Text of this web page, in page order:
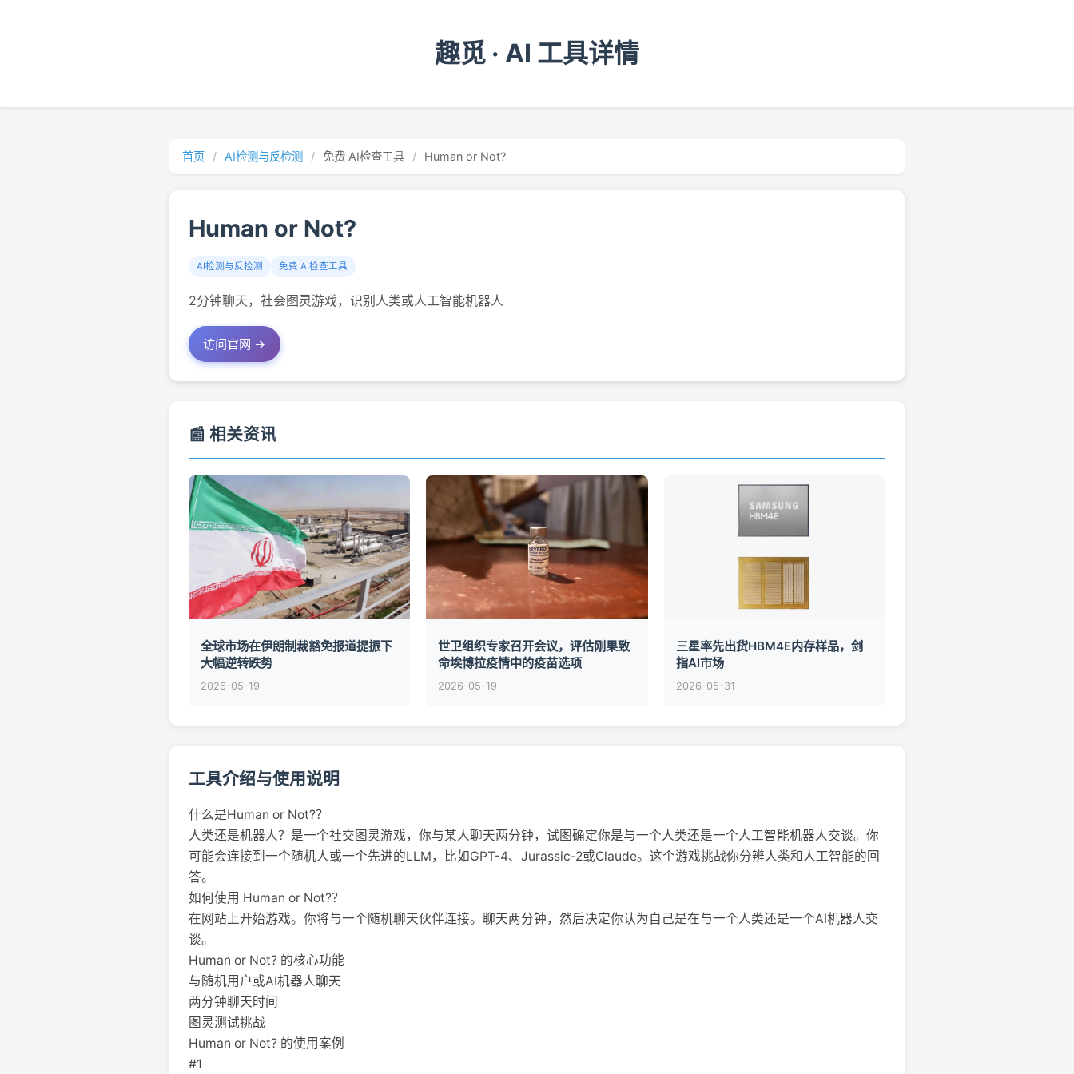
趣觅 · AI 工具详情
首页 / AI检测与反检测 / 免费 AI检查工具 / Human or Not?
Human or Not?
AI检测与反检测 免费 AI检查工具
2分钟聊天，社会图灵游戏，识别人类或人工智能机器人
访问官网 →
📰 相关资讯
全球市场在伊朗制裁豁免报道提振下
大幅逆转跌势
2026-05-19
世卫组织专家召开会议，评估刚果致
命埃博拉疫情中的疫苗选项
2026-05-19
三星率先出货HBM4E内存样品，剑
指AI市场
2026-05-31
工具介绍与使用说明
什么是Human or Not?？
人类还是机器人？是一个社交图灵游戏，你与某人聊天两分钟，试图确定你是与一个人类还是一个人工智能机器人交谈。你
可能会连接到一个随机人或一个先进的LLM，比如GPT-4、Jurassic-2或Claude。这个游戏挑战你分辨人类和人工智能的回
答。
如何使用 Human or Not?？
在网站上开始游戏。你将与一个随机聊天伙伴连接。聊天两分钟，然后决定你认为自己是在与一个人类还是一个AI机器人交
谈。
Human or Not? 的核心功能
与随机用户或AI机器人聊天
两分钟聊天时间
图灵测试挑战
Human or Not? 的使用案例
#1